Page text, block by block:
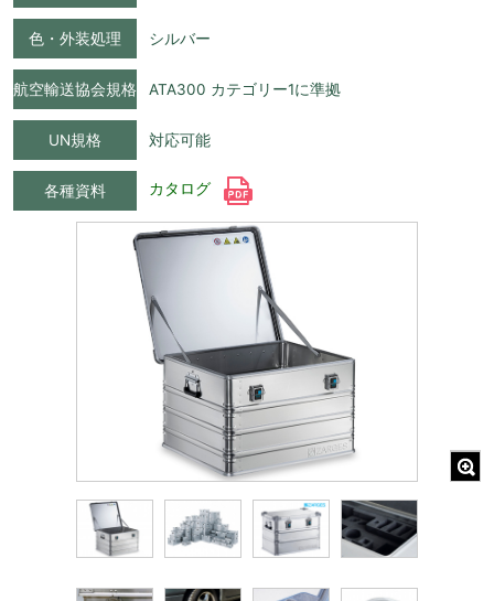
色・外装処理 シルバー
航空輸送協会規格 ATA300 カテゴリー1に準拠
UN規格 対応可能
各種資料 カタログ